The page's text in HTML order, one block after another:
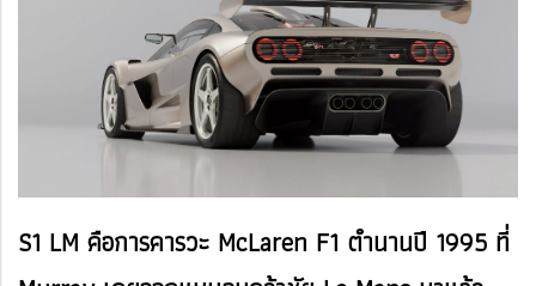
S1 LM คือการคารวะ McLaren F1 ตำนานปี 1995 ที่